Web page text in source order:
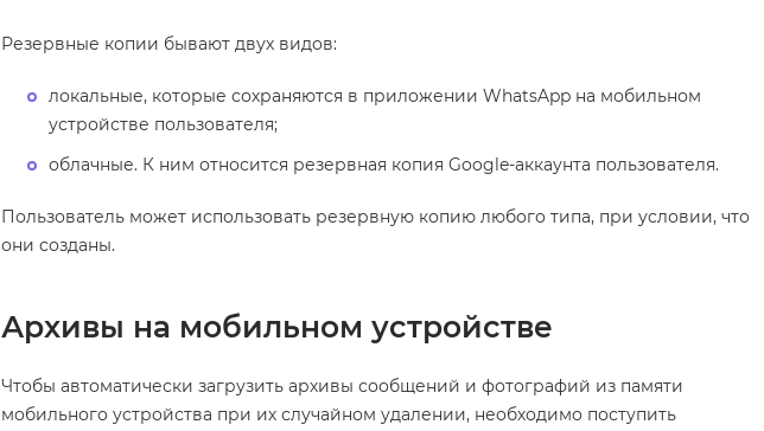
Резервные копии бывают двух видов:
локальные, которые сохраняются в приложении WhatsApp на мобильном
устройстве пользователя;
облачные. К ним относится резервная копия Google-аккаунта пользователя.
Пользователь может использовать резервную копию любого типа, при условии, что
они созданы.
Архивы на мобильном устройстве
Чтобы автоматически загрузить архивы сообщений и фотографий из памяти
мобильного устройства при их случайном удалении, необходимо поступить